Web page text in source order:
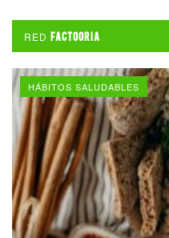
RED FACTOORIA
HÁBITOS SALUDABLES